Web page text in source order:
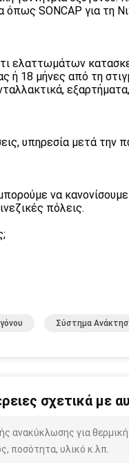
SONCAP για τη
ελαττωμάτων
ή 18 μήνες από τη
υπηρεσία μετά την
να
πόλεις.
Σύστημα
σχετικά με
για
ποσότητα, υλικό κ.λπ.